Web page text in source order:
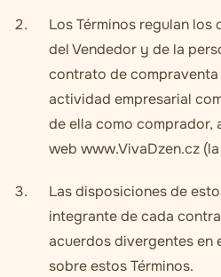
Los Términos regulan
del Vendedor y de la
contrato de
actividad empresarial
de ella como comprador,
web www.VivaDzen.cz (la
Las disposiciones de
integrante de cada
acuerdos divergentes en
sobre estos Términos.